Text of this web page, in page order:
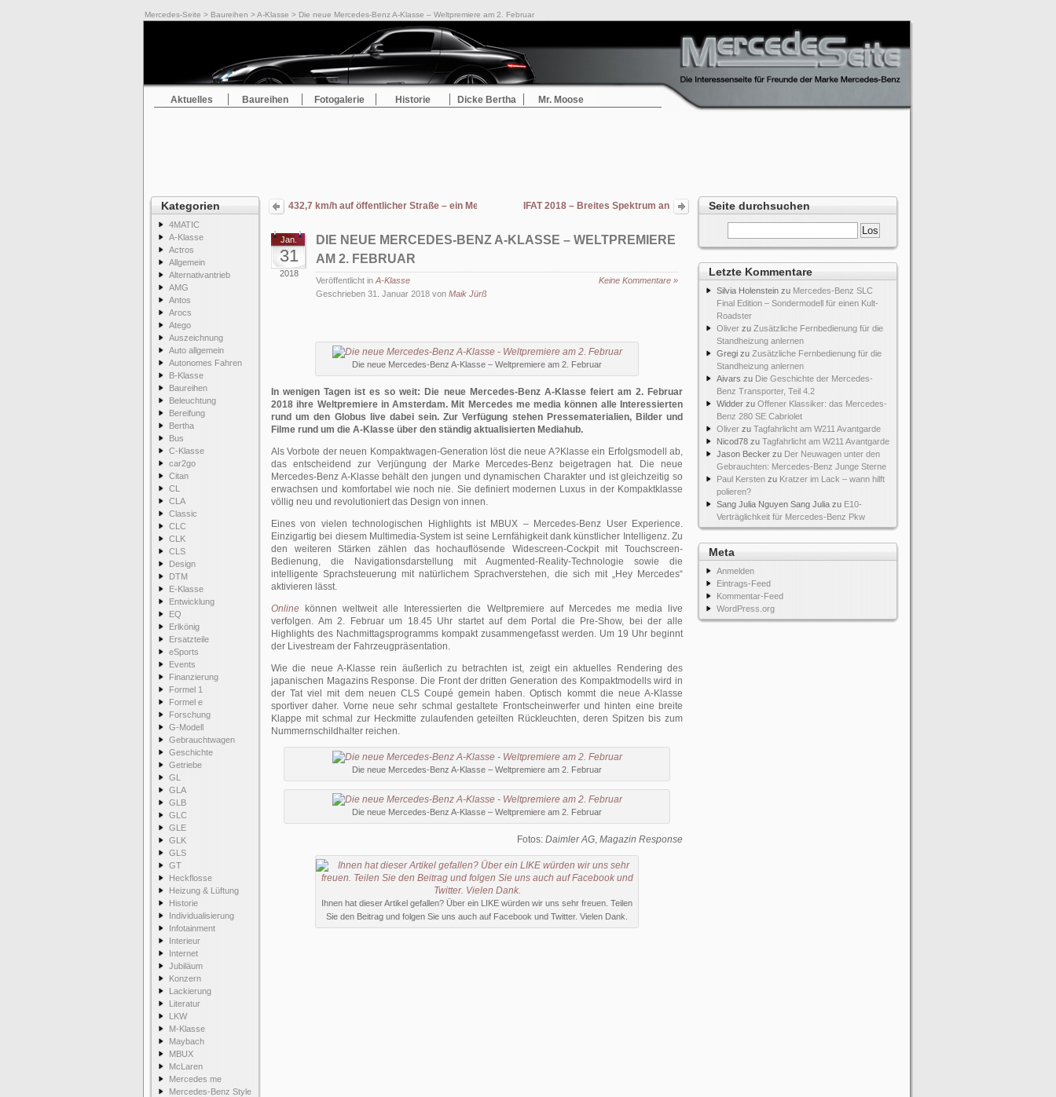
Mercedes-Seite > Baureihen >A-Klasse > Die neue Mercedes-Benz A-Klasse – Weltpremiere am 2. Februar
Aktuelles Baureihen Fotogalerie Historie Dicke Bertha Mr. Moose
Kategorien
4MATIC
A-Klasse
Actros
Allgemein
Alternativantrieb
AMG
Antos
Arocs
Atego
Auszeichnung
Auto allgemein
Autonomes Fahren
B-Klasse
Baureihen
Beleuchtung
Bereifung
Bertha
Bus
C-Klasse
car2go
Citan
CL
CLA
Classic
CLC
CLK
CLS
Design
DTM
E-Klasse
Entwicklung
EQ
Erlkönig
Ersatzteile
eSports
Events
Finanzierung
Formel 1
Formel e
Forschung
G-Modell
Gebrauchtwagen
Geschichte
Getriebe
GL
GLA
GLB
GLC
GLE
GLK
GLS
GT
Heckflosse
Heizung & Lüftung
Historie
Individualisierung
Infotainment
Interieur
Internet
Jubiläum
Konzern
Lackierung
Literatur
LKW
M-Klasse
Maybach
MBUX
McLaren
Mercedes me
Mercedes-Benz Style
Seite durchsuchen
Letzte Kommentare
Silvia Holenstein zu Mercedes-Benz SLC
Final Edition – Sondermodell für einen Kult-
Roadster
Oliver zu Zusätzliche Fernbedienung für die
Standheizung anlernen
Gregi zu Zusätzliche Fernbedienung für die
Standheizung anlernen
Aivars zu Die Geschichte der Mercedes-
Benz Transporter, Teil 4.2
Widder zu Offener Klassiker: das Mercedes-
Benz 280 SE Cabriolet
Oliver zu Tagfahrlicht am W211 Avantgarde
Nicod78 zu Tagfahrlicht am W211 Avantgarde
Jason Becker zu Der Neuwagen unter den
Gebrauchten: Mercedes-Benz Junge Sterne
Paul Kersten zu Kratzer im Lack – wann hilft
polieren?
Sang Julia Nguyen Sang Julia zu E10-
Verträglichkeit für Mercedes-Benz Pkw
Meta
Anmelden
Eintrags-Feed
Kommentar-Feed
WordPress.org
432,7 km/h auf öffentlicher Straße – ein Mercedes-Benz Rekord fast für die Ewigkeit
IFAT 2018 – Breites Spektrum an
die Umwelt-Branche
Jan.
31
2018
DIE NEUE MERCEDES-BENZ A-KLASSE – WELTPREMIERE
AM 2. FEBRUAR
Veröffentlicht in A-Klasse
Keine Kommentare »
Geschrieben 31. Januar 2018 von Maik Jürß
Die neue Mercedes-Benz A-Klasse – Weltpremiere am 2. Februar
In wenigen Tagen ist es so weit: Die neue Mercedes-Benz A-Klasse feiert am 2. Februar
2018 ihre Weltpremiere in Amsterdam. Mit Mercedes me media können alle Interessierten
rund um den Globus live dabei sein. Zur Verfügung stehen Pressematerialien, Bilder und
Filme rund um die A-Klasse über den ständig aktualisierten Mediahub.
Als Vorbote der neuen Kompaktwagen-Generation löst die neue A?Klasse ein Erfolgsmodell ab,
das entscheidend zur Verjüngung der Marke Mercedes-Benz beigetragen hat. Die neue
Mercedes-Benz A-Klasse behält den jungen und dynamischen Charakter und ist gleichzeitig so
erwachsen und komfortabel wie noch nie. Sie definiert modernen Luxus in der Kompaktklasse
völlig neu und revolutioniert das Design von innen.
Eines von vielen technologischen Highlights ist MBUX – Mercedes-Benz User Experience.
Einzigartig bei diesem Multimedia-System ist seine Lernfähigkeit dank künstlicher Intelligenz. Zu
den weiteren Stärken zählen das hochauflösende Widescreen-Cockpit mit Touchscreen-
Bedienung, die Navigationsdarstellung mit Augmented-Reality-Technologie sowie die
intelligente Sprachsteuerung mit natürlichem Sprachverstehen, die sich mit „Hey Mercedes“
aktivieren lässt.
Online können weltweit alle Interessierten die Weltpremiere auf Mercedes me media live
verfolgen. Am 2. Februar um 18.45 Uhr startet auf dem Portal die Pre-Show, bei der alle
Highlights des Nachmittagsprogramms kompakt zusammengefasst werden. Um 19 Uhr beginnt
der Livestream der Fahrzeugpräsentation.
Wie die neue A-Klasse rein äußerlich zu betrachten ist, zeigt ein aktuelles Rendering des
japanischen Magazins Response. Die Front der dritten Generation des Kompaktmodells wird in
der Tat viel mit dem neuen CLS Coupé gemein haben. Optisch kommt die neue A-Klasse
sportiver daher. Vorne neue sehr schmal gestaltete Frontscheinwerfer und hinten eine breite
Klappe mit schmal zur Heckmitte zulaufenden geteilten Rückleuchten, deren Spitzen bis zum
Nummernschildhalter reichen.
Die neue Mercedes-Benz A-Klasse – Weltpremiere am 2. Februar
Die neue Mercedes-Benz A-Klasse – Weltpremiere am 2. Februar
Fotos: Daimler AG, Magazin Response
Ihnen hat dieser Artikel gefallen? Über ein LIKE würden wir uns sehr freuen. Teilen
Sie den Beitrag und folgen Sie uns auch auf Facebook und Twitter. Vielen Dank.